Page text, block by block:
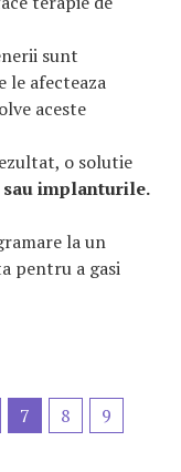
sunt
le afecteaza
aceste
o solutie
sau implanturile.
la un
pentru a gasi
7 8 9